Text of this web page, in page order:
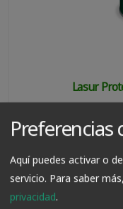
Lasur
Preferencias
Aquí puedes activar o
servicio. Para saber
privacidad.